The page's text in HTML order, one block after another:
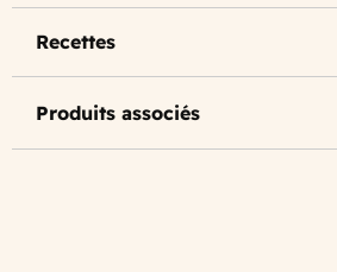
Recettes
Produits associés